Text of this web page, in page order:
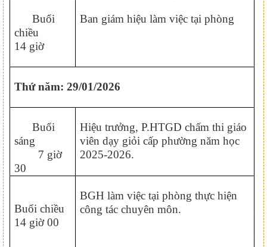
Buổi
chiều
14 giờ
Ban giám hiệu làm việc tại phòng
Thứ năm: 29/01/2026
Buổi
sáng
7 giờ
30
Hiệu trưởng, P.HTGD chấm thi giáo
viên dạy giỏi cấp phường năm học
2025-2026.
Buổi chiều
14 giờ 00
BGH làm việc tại phòng thực hiện
công tác chuyên môn.